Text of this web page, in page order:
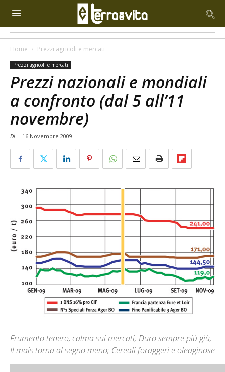
Home Prezzi agricoli e mercati
Prezzi agricoli e mercati
Prezzi nazionali e mondiali
a confronto (dal 5 all’11
novembre)
Di - 16 Novembre 2009
Frumento tenero, calma sui mercati; Duro sempre più giù;
Il mais torna al segno meno; Cereali foraggeri e oleaginose